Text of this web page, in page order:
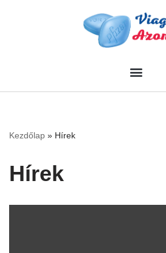
Kezdőlap » Hírek
Hírek